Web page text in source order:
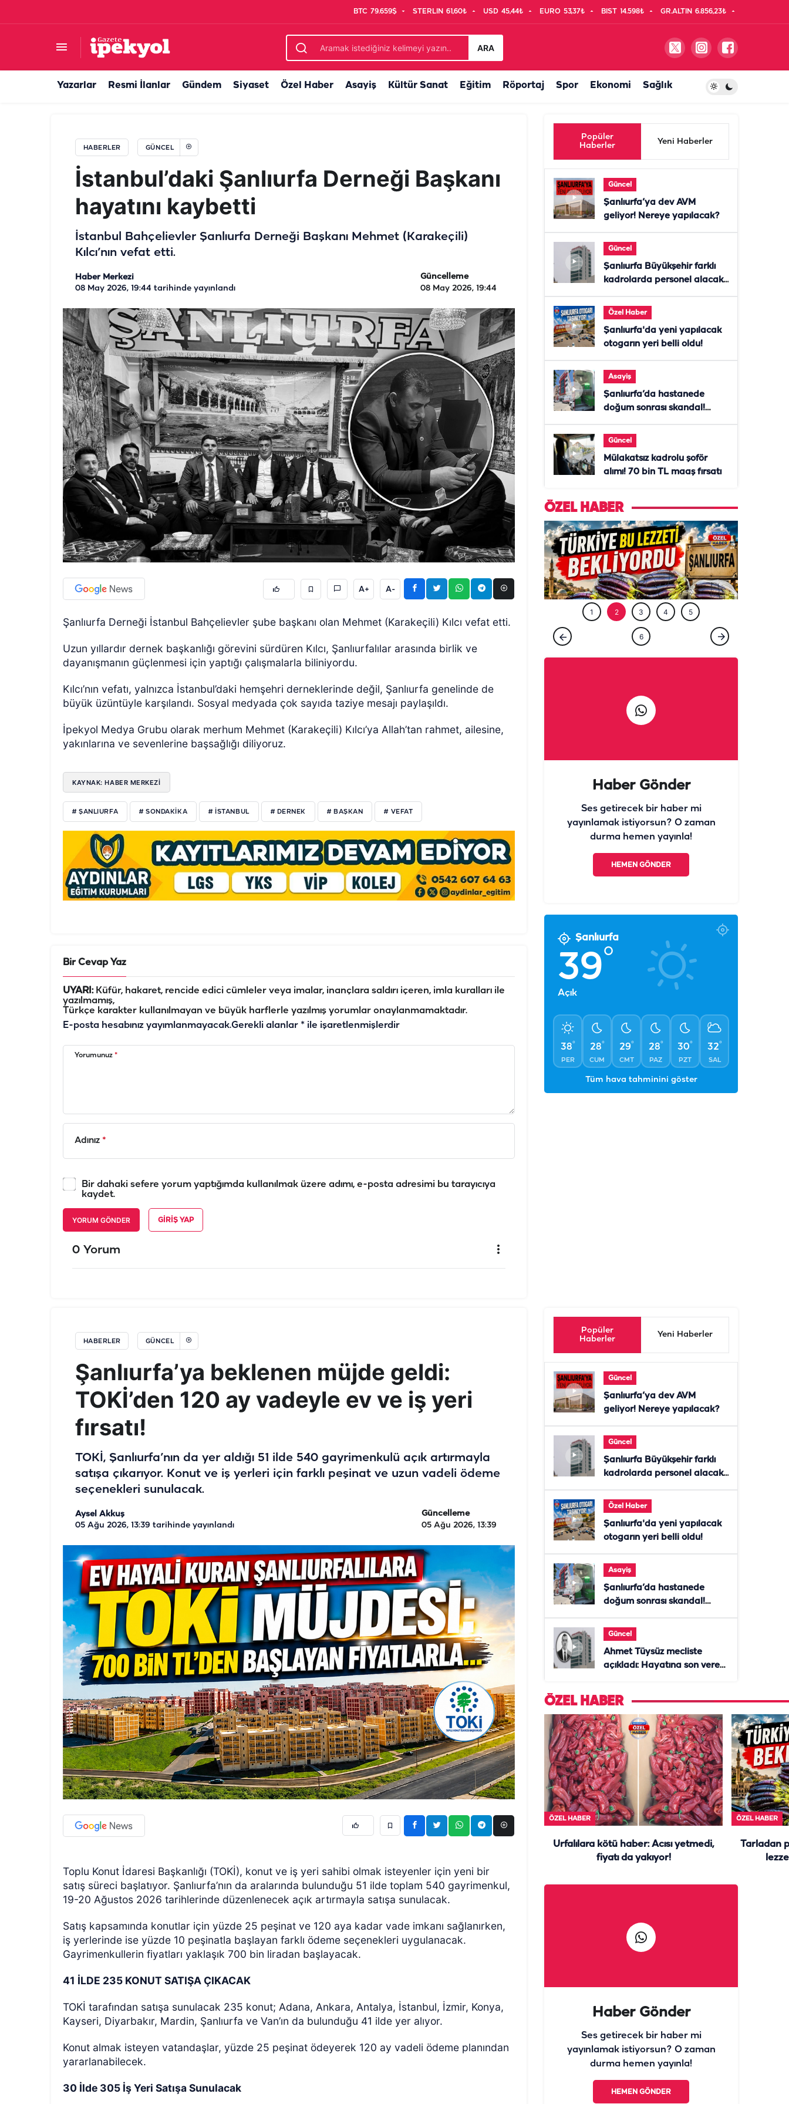
BTC 79.659$ STERLIN 61,60₺ USD 45,44₺ EURO 53,37₺ BIST 14.598₺ GR.ALTIN 6.856,23₺
ARA
Yazarlar Resmi İlanlar Gündem Siyaset Özel Haber Asayiş Kültür Sanat Eğitim Röportaj Spor Ekonomi Sağlık
HABERLER GÜNCEL
İstanbul’daki Şanlıurfa Derneği Başkanı
hayatını kaybetti
İstanbul Bahçelievler Şanlıurfa Derneği Başkanı Mehmet (Karakeçili)
Kılcı’nın vefat etti.
Haber Merkezi
08 May 2026, 19:44 tarihinde yayınlandı
Güncelleme
08 May 2026, 19:44
A+ A-
Şanlıurfa Derneği İstanbul Bahçelievler şube başkanı olan Mehmet (Karakeçili) Kılcı vefat etti.
Uzun yıllardır dernek başkanlığı görevini sürdüren Kılcı, Şanlıurfalılar arasında birlik ve
dayanışmanın güçlenmesi için yaptığı çalışmalarla biliniyordu.
Kılcı’nın vefatı, yalnızca İstanbul’daki hemşehri derneklerinde değil, Şanlıurfa genelinde de
büyük üzüntüyle karşılandı. Sosyal medyada çok sayıda taziye mesajı paylaşıldı.
İpekyol Medya Grubu olarak merhum Mehmet (Karakeçili) Kılcı’ya Allah’tan rahmet, ailesine,
yakınlarına ve sevenlerine başsağlığı diliyoruz.
KAYNAK: HABER MERKEZİ
# ŞANLIURFA # SONDAKIKA # ISTANBUL # DERNEK # BAŞKAN # VEFAT
Bir Cevap Yaz
UYARI:Küfür, hakaret, rencide edici cümleler veya imalar, inançlara saldırı içeren, imla kuralları ile
yazılmamış,
Türkçe karakter kullanılmayan ve büyük harflerle yazılmış yorumlar onaylanmamaktadır.
E-posta hesabınız yayımlanmayacak.Gerekli alanlar * ile işaretlenmişlerdir
Yorumunuz *
Adınız *
Bir dahaki sefere yorum yaptığımda kullanılmak üzere adımı, e-posta adresimi bu tarayıcıya
kaydet.
YORUM GÖNDER GIRIŞ YAP
0 Yorum
Popüler
Haberler
Yeni Haberler
Güncel
Şanlıurfa’ya dev AVM
geliyor! Nereye yapılacak?
Güncel
Şanlıurfa Büyükşehir farklı
kadrolarda personel alacak!
Özel Haber
Şanlıurfa'da yeni yapılacak
otogarın yeri belli oldu!
Asayiş
Şanlıurfa’da hastanede
doğum sonrası skandal!
Güncel
Mülakatsız kadrolu şoför
alımı! 70 bin TL maaş fırsatı
ÖZEL HABER
ÖZEL HABER
Tarladan patlıcan kebabına uzanan lezzet
1 2 3 4 5
6
Haber Gönder
Ses getirecek bir haber mi
yayınlamak istiyorsun? O zaman
durma hemen yayınla!
HEMEN GÖNDER
Şanlıurfa
39°
Açık
38°
PER
28°
CUM
29°
CMT
28°
PAZ
30°
PZT
32°
SAL
Tüm hava tahminini göster
HABERLER GÜNCEL
Şanlıurfa’ya beklenen müjde geldi:
TOKİ’den 120 ay vadeyle ev ve iş yeri
fırsatı!
TOKİ, Şanlıurfa’nın da yer aldığı 51 ilde 540 gayrimenkulü açık artırmayla
satışa çıkarıyor. Konut ve iş yerleri için farklı peşinat ve uzun vadeli ödeme
seçenekleri sunulacak.
Aysel Akkuş
05 Ağu 2026, 13:39 tarihinde yayınlandı
Güncelleme
05 Ağu 2026, 13:39
Toplu Konut İdaresi Başkanlığı (TOKİ), konut ve iş yeri sahibi olmak isteyenler için yeni bir
satış süreci başlatıyor. Şanlıurfa’nın da aralarında bulunduğu 51 ilde toplam 540 gayrimenkul,
19-20 Ağustos 2026 tarihlerinde düzenlenecek açık artırmayla satışa sunulacak.
Satış kapsamında konutlar için yüzde 25 peşinat ve 120 aya kadar vade imkanı sağlanırken,
iş yerlerinde ise yüzde 10 peşinatla başlayan farklı ödeme seçenekleri uygulanacak.
Gayrimenkullerin fiyatları yaklaşık 700 bin liradan başlayacak.
41 İLDE 235 KONUT SATIŞA ÇIKACAK
TOKİ tarafından satışa sunulacak 235 konut; Adana, Ankara, Antalya, İstanbul, İzmir, Konya,
Kayseri, Diyarbakır, Mardin, Şanlıurfa ve Van’ın da bulunduğu 41 ilde yer alıyor.
Konut almak isteyen vatandaşlar, yüzde 25 peşinat ödeyerek 120 ay vadeli ödeme planından
yararlanabilecek.
30 İlde 305 İş Yeri Satışa Sunulacak
Şanlıurfa’ya beklenen müjde geldi: TOKİ’den 120 ay vadeyle ev ve iş yeri fırsatı!
Popüler
Haberler
Yeni Haberler
Güncel
Şanlıurfa’ya dev AVM
geliyor! Nereye yapılacak?
Güncel
Şanlıurfa Büyükşehir farklı
kadrolarda personel alacak!
Özel Haber
Şanlıurfa'da yeni yapılacak
otogarın yeri belli oldu!
Asayiş
Şanlıurfa’da hastanede
doğum sonrası skandal!
Güncel
Ahmet Tüysüz mecliste
açıkladı: Hayatına son veren
ÖZEL HABER
ÖZEL HABER
Urfalılara kötü haber: Acısı yetmedi,
fiyatı da yakıyor!
ÖZEL HABER
Tarladan
Haber Gönder
Ses getirecek bir haber mi
yayınlamak istiyorsun? O zaman
durma hemen yayınla!
HEMEN GÖNDER